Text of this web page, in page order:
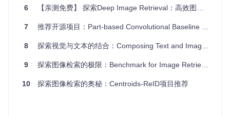
定制。
和检索的速度和准确性。
应用。
功能添加。
总的来说，PyTorch Image Retrieval是一个强大且灵活的工具
6 【亲测免费】 探索Deep Image Retrieval：高效图像检索技术的新里程
7 推荐开源项目：Part-based Convolutional Baseline for Person Retrieval and Refined Part Pooling
8 探索视觉与文本的结合：Composing Text and Image for Image Retrieval
9 探索图像检索的极限：Benchmark for Image Retrieval (BKIR)项目深度剖析
10 探索图像检索的奥秘：Centroids-ReID项目推荐